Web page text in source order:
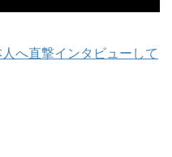
へ直撃インタビューして